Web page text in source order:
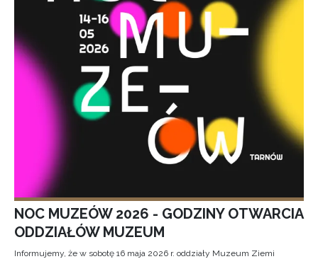
NOC MUZEÓW 2026 - GODZINY OTWARCIA
ODDZIAŁÓW MUZEUM
Informujemy, że w sobotę 16 maja 2026 r. oddziały Muzeum Ziemi